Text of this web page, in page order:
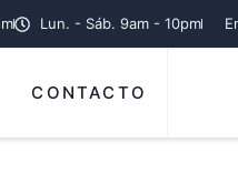
Lun. - Sáb. 9am - 10pm
CONTACTO